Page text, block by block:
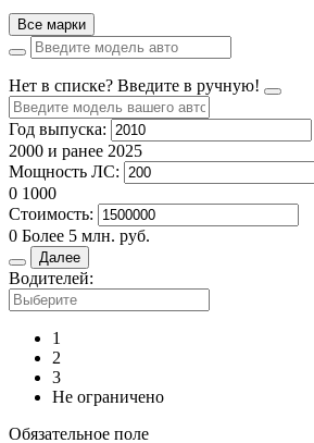
Все марки
Нет в списке? Введите в ручную!
Год выпуска:
2000 и ранее 2025
Мощность ЛС:
0 1000
Стоимость:
0 Более 5 млн. руб.
Далее
Водителей:
1
2
3
Не ограничено
Обязательное поле